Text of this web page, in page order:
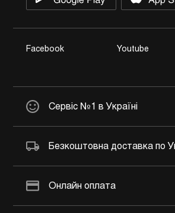
Facebook Youtube
Сервіс №1 в Україні
Безкоштовна доставка по
Онлайн оплата